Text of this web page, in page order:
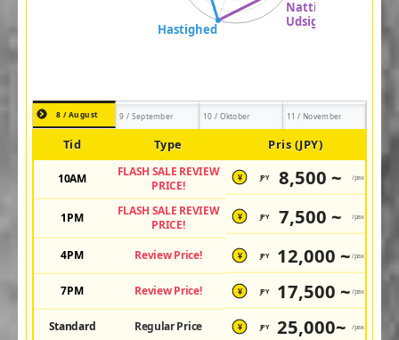
8 / August 9 / September 10 / Oktober 11 / November
Tid Type Pris (JPY)
10AM
FLASH SALE REVIEW
PRICE!
¥ JPY 8,500 ~ /pax
1PM
FLASH SALE REVIEW
PRICE!
¥ JPY 7,500 ~ /pax
4PM Review Price! ¥ JPY 12,000 ~ /pax
7PM Review Price! ¥ JPY 17,500 ~ /pax
Standard Regular Price ¥ JPY 25,000~ /pax